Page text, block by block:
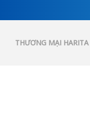
THƯƠNG MẠI HARITA